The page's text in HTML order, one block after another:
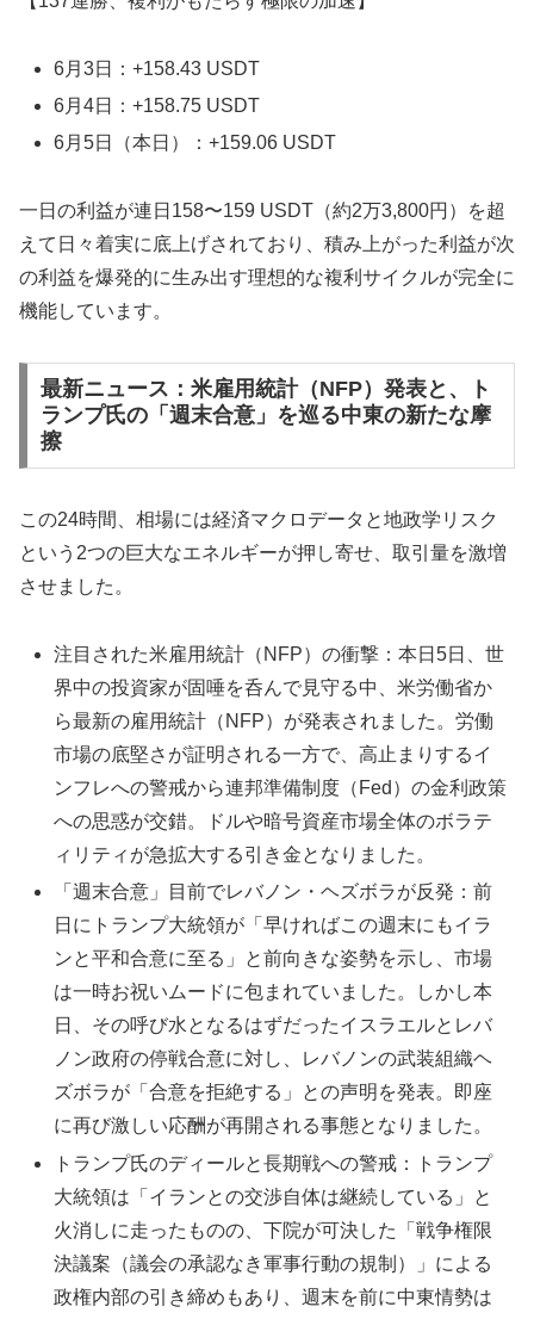
6月3日：+158.43 USDT
6月4日：+158.75 USDT
6月5日（本日）：+159.06 USDT
一日の利益が連日158〜159 USDT（約2万3,800円）を超
えて日々着実に底上げされており、積み上がった利益が次
の利益を爆発的に生み出す理想的な複利サイクルが完全に
機能しています。
最新ニュース：米雇用統計（NFP）発表と、ト
ランプ氏の「週末合意」を巡る中東の新たな摩
擦
この24時間、相場には経済マクロデータと地政学リスク
という2つの巨大なエネルギーが押し寄せ、取引量を激増
させました。
注目された米雇用統計（NFP）の衝撃：本日5日、世
界中の投資家が固唾を呑んで見守る中、米労働省か
ら最新の雇用統計（NFP）が発表されました。労働
市場の底堅さが証明される一方で、高止まりするイ
ンフレへの警戒から連邦準備制度（Fed）の金利政策
への思惑が交錯。ドルや暗号資産市場全体のボラテ
ィリティが急拡大する引き金となりました。
「週末合意」目前でレバノン・ヘズボラが反発：前
日にトランプ大統領が「早ければこの週末にもイラ
ンと平和合意に至る」と前向きな姿勢を示し、市場
は一時お祝いムードに包まれていました。しかし本
日、その呼び水となるはずだったイスラエルとレバ
ノン政府の停戦合意に対し、レバノンの武装組織ヘ
ズボラが「合意を拒絶する」との声明を発表。即座
に再び激しい応酬が再開される事態となりました。
トランプ氏のディールと長期戦への警戒：トランプ
大統領は「イランとの交渉自体は継続している」と
火消しに走ったものの、下院が可決した「戦争権限
決議案（議会の承認なき軍事行動の規制）」による
政権内部の引き締めもあり、週末を前に中東情勢は